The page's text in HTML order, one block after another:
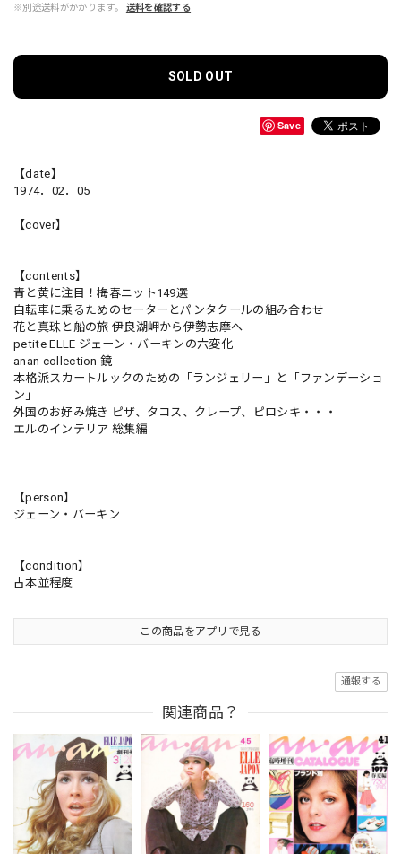
※別途送料がかかります。 送料を確認する
SOLD OUT
Save
【date】
1974．02．05
【cover】
【contents】
青と黄に注目！梅春ニット149選
自転車に乗るためのセーターとパンタクールの組み合わせ
花と真珠と船の旅 伊良湖岬から伊勢志摩へ
petite ELLE ジェーン・バーキンの六変化
anan collection 鏡
本格派スカートルックのための「ランジェリー」と「ファンデーショ
ン」
外国のお好み焼き ピザ、タコス、クレープ、ピロシキ・・・
エルのインテリア 総集編
【person】
ジェーン・バーキン
【condition】
古本並程度
この商品をアプリで見る
通報する
関連商品？